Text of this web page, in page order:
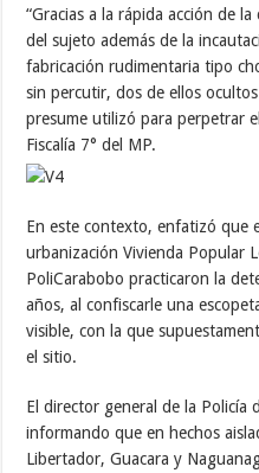
“Gracias a la rápida acción de
del sujeto además de la
fabricación rudimentaria tipo
sin percutir, dos de ellos
presume utilizó para perpetrar
Fiscalía 7° del MP.
En este contexto, enfatizó que
urbanización Vivienda Popular
PoliCarabobo practicaron la
años, al confiscarle una
visible, con la que
el sitio.
El director general de la Policía
informando que en hechos
Libertador, Guacara y